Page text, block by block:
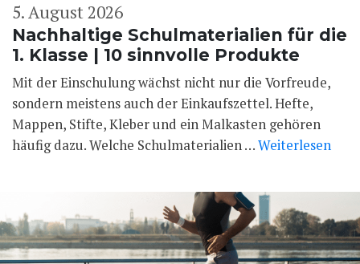
Nachhaltige Schulmaterialien für die
1. Klasse | 10 sinnvolle Produkte
5. August 2026
Mit der Einschulung wächst nicht nur die Vorfreude,
sondern meistens auch der Einkaufszettel. Hefte,
Mappen, Stifte, Kleber und ein Malkasten gehören
häufig dazu. Welche Schulmaterialien …Weiterlesen